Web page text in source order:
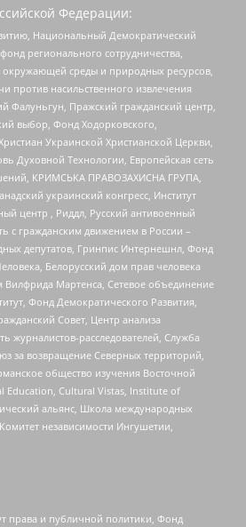
Федерации:
Национальный Демократический
регионального сотрудничества,
среды и природных ресурсов,
против насильственного извлечения
Фалуньгун, Пражский гражданский центр,
выбор, Фонд Ходорковского,
Украинской Христианской Церкви,
Духовной Технологии, Европейская сеть
КРИМСЬКА ПРАВОЗАХИСНА ГРУПА,
украинский конгресс, Институт
центр , Риддл, Русский антивоенный
с гражданским движением в России –
депутатов, Гринпис Интернешнл, Фонд
Белорусский дом прав человека
Вилфрида Мартенса, Сетевое объединение
Фонд Демократического Развития,
Совет, Центр анализа
журналистов-расследователей, Служба
за возвращение Северных территорий,
общество изучения Восточной
Education, Cultural Vistas, Institute of
альянс, Школа международных
независимости Ингушетии,
права и публичной политики, Фонд